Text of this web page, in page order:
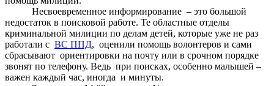
Несвоевременное информирование – это большой
недостаток в поисковой работе. Те областные отделы
криминальной милиции по делам детей, которые уже не раз
работали с ВС ППД, оценили помощь волонтеров и сами
сбрасывают ориентировки на почту или в срочном порядке
звонят по телефону. Ведь при поисках, особенно малышей –
важен каждый час, иногда и минуты.